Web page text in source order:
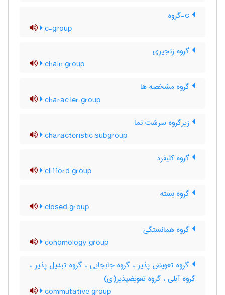
c-group
گروه زنجیری
chain group
گروه مشخصه ها
character group
زیرگروه سرشت نما
characteristic subgroup
گروه کلیفرد
clifford group
گروه بسته
closed group
گروه همانستگی
cohomology group
گروه تعویض پذیر ، گروه جابجایی ، گروه تبدیل پذیر ،
گروه آبلی ، گروه تعویضپذیر(ی)
commutative group